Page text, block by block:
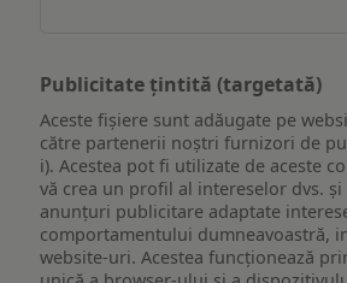
Publicitate țintită (targetată)
Aceste fișiere sunt adăugate pe
către partenerii noștri furnizori de
i). Acestea pot fi utilizate de aceste
vă crea un profil al intereselor dvs.
anunțuri publicitare adaptate
comportamentului dumneavoastră,
website-uri. Acestea funcționează